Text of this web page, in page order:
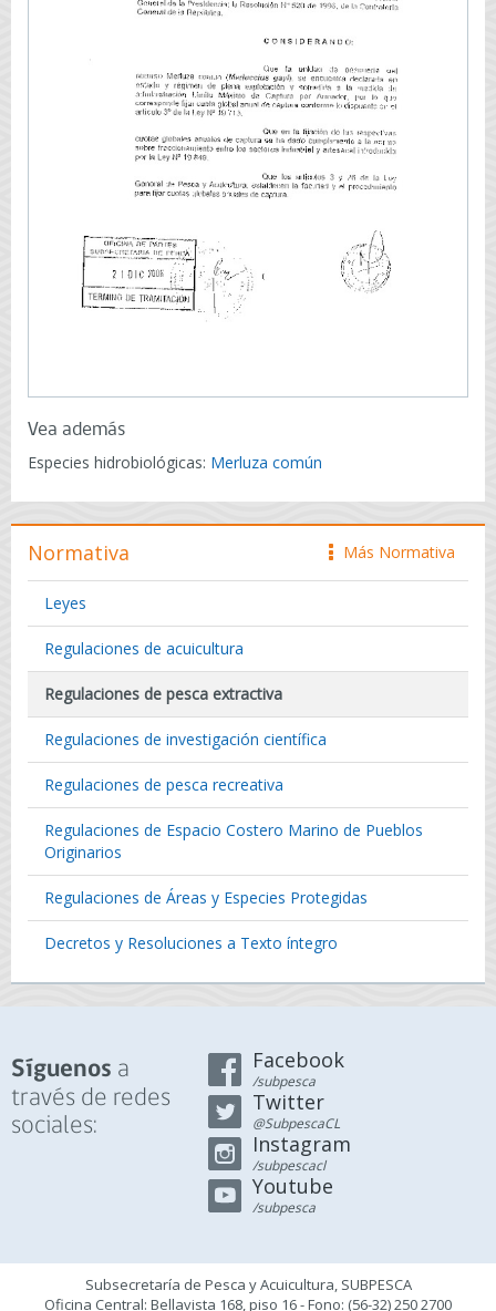
Vea además
Especies hidrobiológicas: Merluza común
icono
Más Normativa
Normativa
Leyes
Regulaciones de acuicultura
Regulaciones de pesca extractiva
Regulaciones de investigación científica
Regulaciones de pesca recreativa
Regulaciones de Espacio Costero Marino de Pueblos
Originarios
Regulaciones de Áreas y Especies Protegidas
Decretos y Resoluciones a Texto íntegro
Síguenos a
través de redes
sociales:
Facebook
/subpesca
Twitter
@SubpescaCL
Instagram
/subpescacl
Youtube
/subpesca
Subsecretaría de Pesca y Acuicultura, SUBPESCA
Oficina Central: Bellavista 168, piso 16 - Fono: (56-32) 250 2700